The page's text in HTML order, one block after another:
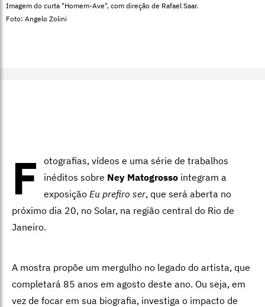
Imagem do curta "Homem-Ave", com direção de Rafael Saar.
Foto: Angelo Zolini
F
otografias, vídeos e uma série de trabalhos
inéditos sobre Ney Matogrosso integram a
exposição Eu prefiro ser, que será aberta no
próximo dia 20, no Solar, na região central do Rio de
Janeiro.
A mostra propõe um mergulho no legado do artista, que
completará 85 anos em agosto deste ano. Ou seja, em
vez de focar em sua biografia, investiga o impacto de